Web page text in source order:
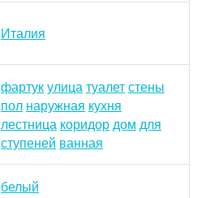
Италия
фартукулицатуалетстены
пол наружная кухня
лестница коридордом для
ступеней ванная
белый